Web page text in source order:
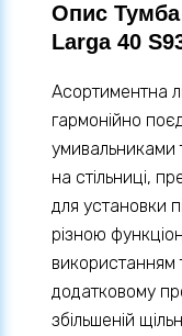
Опис Тумба
Larga 40
Асортиментна
гармонійно
умивальниками
на стільниці,
для установки
різною
використанням
додатковому
збільшеній